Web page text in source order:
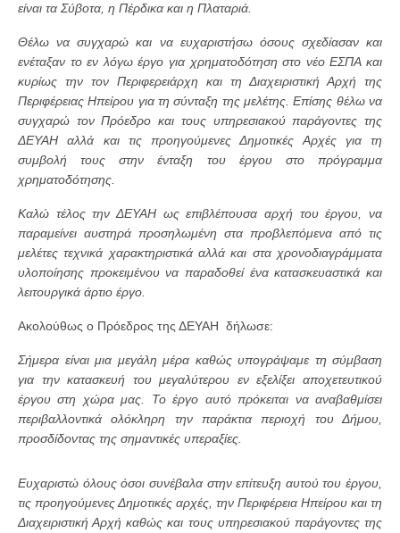
είναι τα Σύβοτα, η Πέρδικα και η Πλαταριά.
Θέλω να συγχαρώ και να ευχαριστήσω όσους σχεδίασαν και
ενέταξαν το εν λόγω έργο για χρηματοδότηση στο νέο ΕΣΠΑ και
κυρίως την τον Περιφερειάρχη και τη Διαχειριστική Αρχή της
Περιφέρειας Ηπείρου για τη σύνταξη της μελέτης. Επίσης θέλω να
συγχαρώ τον Πρόεδρο και τους υπηρεσιακού παράγοντες της
ΔΕΥΑΗ αλλά και τις προηγούμενες Δημοτικές Αρχές για τη
συμβολή τους στην ένταξη του έργου στο πρόγραμμα
χρηματοδότησης.
Καλώ τέλος την ΔΕΥΑΗ ως επιβλέπουσα αρχή του έργου, να
παραμείνει αυστηρά προσηλωμένη στα προβλεπόμενα από τις
μελέτες τεχνικά χαρακτηριστικά αλλά και στα χρονοδιαγράμματα
υλοποίησης προκειμένου να παραδοθεί ένα κατασκευαστικά και
λειτουργικά άρτιο έργο.
Ακολούθως ο Πρόεδρος της ΔΕΥΑΗ δήλωσε:
Σήμερα είναι μια μεγάλη μέρα καθώς υπογράψαμε τη σύμβαση
για την κατασκευή του μεγαλύτερου εν εξελίξει αποχετευτικού
έργου στη χώρα μας. Το έργο αυτό πρόκειται να αναβαθμίσει
περιβαλλοντικά ολόκληρη την παράκτια περιοχή του Δήμου,
προσδίδοντας της σημαντικές υπεραξίες.
Ευχαριστώ όλους όσοι συνέβαλα στην επίτευξη αυτού του έργου,
τις προηγούμενες Δημοτικές αρχές, την Περιφέρεια Ηπείρου και τη
Διαχειριστική Αρχή καθώς και τους υπηρεσιακού παράγοντες της